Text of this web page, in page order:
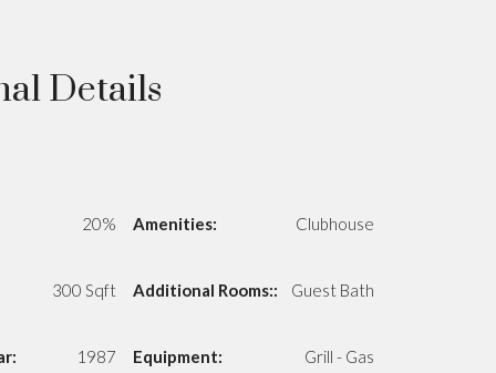
Details
20%
300 Sqft
1987
Amenities: Clubhouse
Additional Rooms:: Guest Bath
Equipment: Grill - Gas